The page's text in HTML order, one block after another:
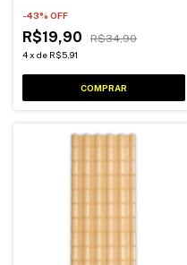
-43% OFF
R$19,90 R$34,90
4x de R$5,91